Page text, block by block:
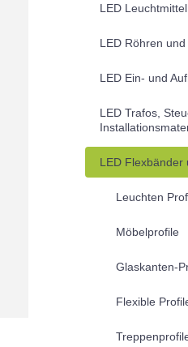
LED Leuchtmittel
LED Röhren
LED Ein- und
LED Trafos,
LED Flexbänder
Leuchten
Möbelprofile
Glaskanten-
Flexible